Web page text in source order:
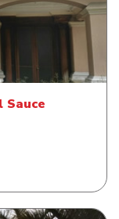
Sauce
Sauce